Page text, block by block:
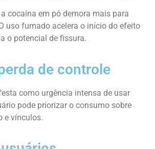
cocaína em pó demora mais para
uso fumado acelera o início do efeito
o potencial de fissura.
de controle
como urgência intensa de usar
pode priorizar o consumo sobre
e vínculos.